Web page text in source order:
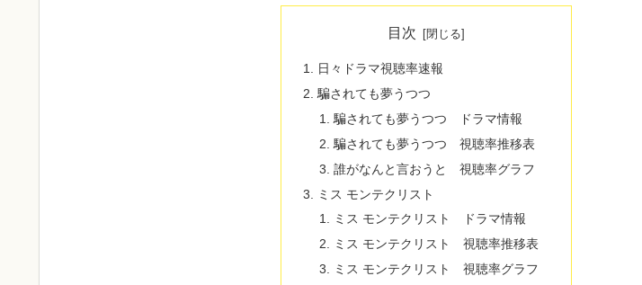
目次
日々ドラマ視聴率速報
騙されても夢うつつ
騙されても夢うつつ ドラマ情報
騙されても夢うつつ 視聴率推移表
誰がなんと言おうと 視聴率グラフ
ミス モンテクリスト
ミス モンテクリスト ドラマ情報
ミス モンテクリスト 視聴率推移表
ミス モンテクリスト 視聴率グラフ